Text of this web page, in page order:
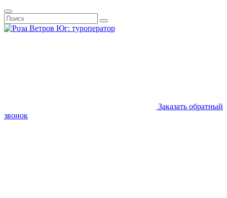
Заказать обратный
звонок